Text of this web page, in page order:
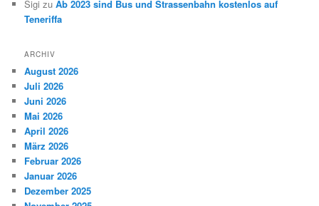
Sigi zuAb 2023 sind Bus und Strassenbahn kostenlos auf
Teneriffa
ARCHIV
August 2026
Juli 2026
Juni 2026
Mai 2026
April 2026
März 2026
Februar 2026
Januar 2026
Dezember 2025